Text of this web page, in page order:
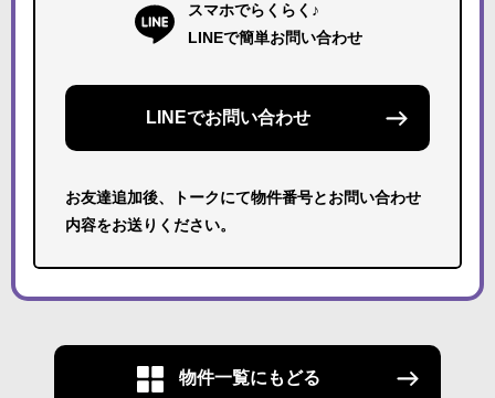
スマホでらくらく♪
LINEで簡単お問い合わせ
LINEでお問い合わせ
お友達追加後、トークにて物件番号とお問い合わせ
内容をお送りください。
物件一覧にもどる